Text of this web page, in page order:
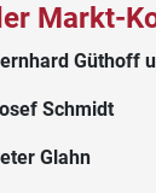
Markt-
Güthoff
Schmidt
Glahn